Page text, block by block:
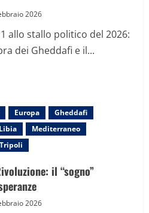
2026
allo stallo politico del 2026:
dei Gheddafi e il...
Europa
Gheddafi
Libia
Mediterraneo
Tripoli
il “sogno”
2026